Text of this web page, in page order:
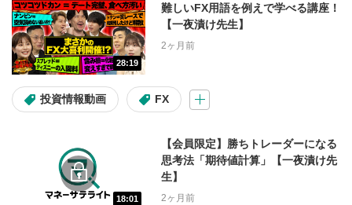
ショート動画
米国株(コラム) マーケット情報
28:19
難しいFX用語を例えで学べる講座！
【一夜漬け先生】
2ヶ月前
投資情報動画 FX
18:01
【会員限定】勝ちトレーダーになる
思考法「期待値計算」【一夜漬け先
生】
2ヶ月前